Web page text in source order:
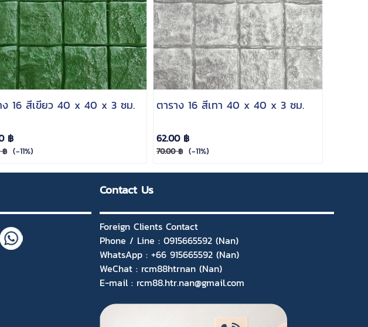
ง 16 สีเขียว 40 x 40 x 3 ซม.
฿
฿ (-11%)
ตาราง 16 สีเทา 40 x 40 x 3 ซม.
62.00 ฿
70.00 ฿ (-11%)
Contact Us
Foreign Clients Contact
Phone / Line : 0915665592 (Nan)
WhatsApp : +66 915665592 (Nan)
WeChat : rcm88htrnan (Nan)
E-mail : rcm88.htr.nan@gmail.com